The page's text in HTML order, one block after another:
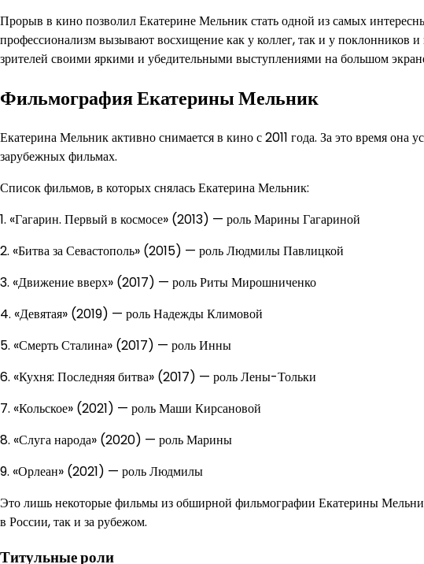
Прорыв в кино позволил Екатерине Мельник стать одной из самых
профессионализм вызывают восхищение как у коллег, так и у поклонников
зрителей своими яркими и убедительными выступлениями на большом
Фильмография Екатерины Мельник
Екатерина Мельник активно снимается в кино с 2011 года. За это время она
зарубежных фильмах.
Список фильмов, в которых снялась Екатерина Мельник:
1. «Гагарин. Первый в космосе» (2013) — роль Марины Гагариной
2. «Битва за Севастополь» (2015) — роль Людмилы Павлицкой
3. «Движение вверх» (2017) — роль Риты Мирошниченко
4. «Девятая» (2019) — роль Надежды Климовой
5. «Смерть Сталина» (2017) — роль Инны
6. «Кухня: Последняя битва» (2017) — роль Лены-Тольки
7. «Кольское» (2021) — роль Маши Кирсановой
8. «Слуга народа» (2020) — роль Марины
9. «Орлеан» (2021) — роль Людмилы
Это лишь некоторые фильмы из обширной фильмографии Екатерины
в России, так и за рубежом.
Титульные роли